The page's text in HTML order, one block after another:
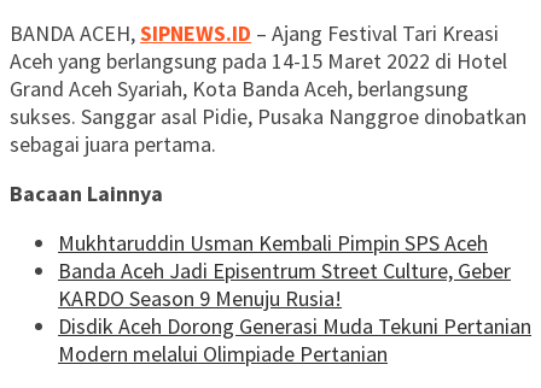
BANDA ACEH,SIPNEWS.ID – Ajang Festival Tari Kreasi
Aceh yang berlangsung pada 14-15 Maret 2022 di Hotel
Grand Aceh Syariah, Kota Banda Aceh, berlangsung
sukses. Sanggar asal Pidie, Pusaka Nanggroe dinobatkan
sebagai juara pertama.
Bacaan Lainnya
Mukhtaruddin Usman Kembali Pimpin SPS Aceh
Banda Aceh Jadi Episentrum Street Culture, Geber
KARDO Season 9 Menuju Rusia!
Disdik Aceh Dorong Generasi Muda Tekuni Pertanian
Modern melalui Olimpiade Pertanian